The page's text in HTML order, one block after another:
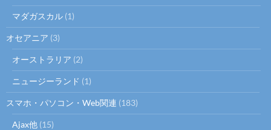
マダガスカル (1)
オセアニア (3)
オーストラリア (2)
ニュージーランド (1)
スマホ・パソコン・Web関連 (183)
Ajax他 (15)